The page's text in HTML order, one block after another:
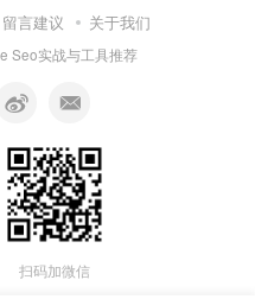
留言建议 关于我们
Seo实战与工具推荐
扫码加微信